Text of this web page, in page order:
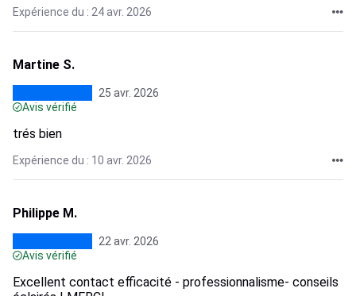
Expérience du : 24 avr. 2026
Martine S.
25 avr. 2026
Avis vérifié
trés bien
Expérience du : 10 avr. 2026
Philippe M.
22 avr. 2026
Avis vérifié
Excellent contact efficacité - professionnalisme- conseils